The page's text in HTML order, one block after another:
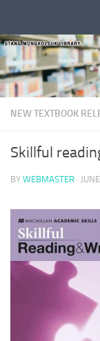
NEW TEXTBOOK
Skillful
BY WEBMASTER ·